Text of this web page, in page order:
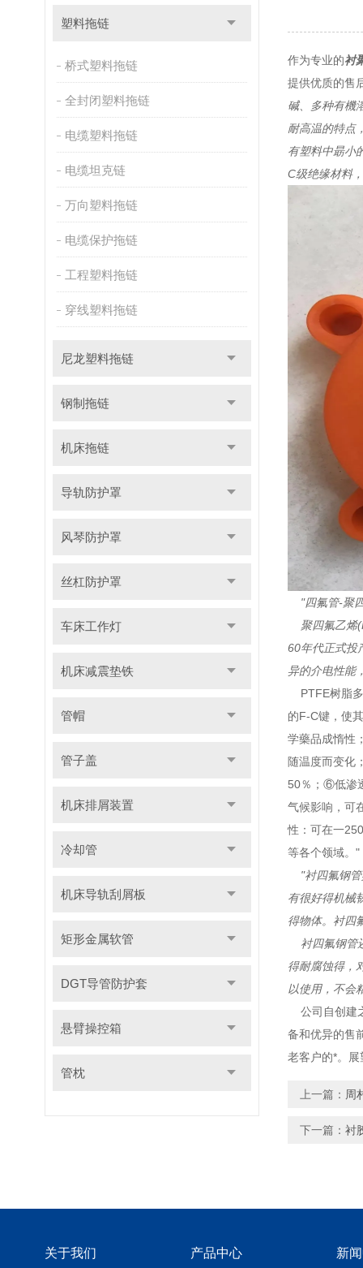
塑料拖链
桥式塑料拖链
全封闭塑料拖链
电缆塑料拖链
电缆坦克链
万向塑料拖链
电缆保护拖链
工程塑料拖链
穿线塑料拖链
尼龙塑料拖链
钢制拖链
机床拖链
导轨防护罩
风琴防护罩
丝杠防护罩
车床工作灯
机床减震垫铁
管帽
管子盖
机床排屑装置
冷却管
机床导轨刮屑板
矩形金属软管
DGT导管防护套
悬臂操控箱
管枕
作为专业的衬
提供优质的售
碱、多种有機
耐高温的特点
有塑料中朂小
C级绝缘材料
"四氟管-聚
聚四氟乙烯
60年代正式投
异的介电性能
PTFE树脂多
的F-C键，使
学藥品成惰性
随温度而变化
50％；⑥低渗
气候影响，可
性：可在一
等各个领域。"
"衬四氟钢
有很好得机械
得物体。衬四
衬四氟钢管
得耐腐蚀得，
以使用，不会
公司自创建
备和优异的售
老客户的*。
上一篇： 周
下一篇： 衬
关于我们 产品中心 新